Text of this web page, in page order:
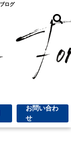
ログ
お問い合わ
せ